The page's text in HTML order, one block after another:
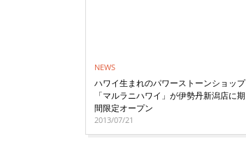
NEWS
ハワイ生まれのパワーストーンショップ
「マルラニハワイ」が伊勢丹新潟店に期
間限定オープン
2013/07/21